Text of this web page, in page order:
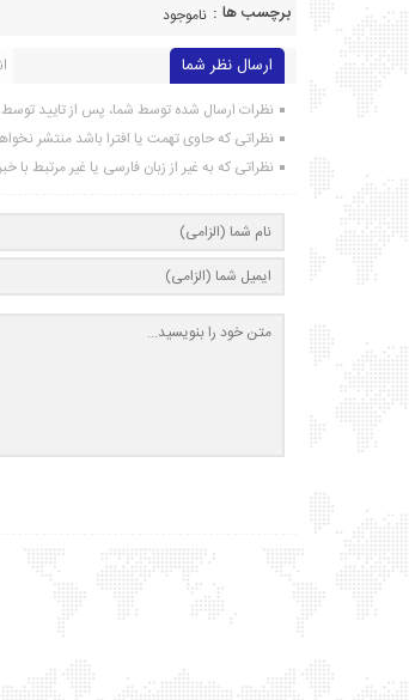
برچسب ها : ناموجود
ارسال نظر شما
نظرات ارسال شده توسط شما، پس از تایید
نظراتی که حاوی تهمت یا افترا باشد منتشر
نظراتی که به غیر از زبان فارسی یا غیر مرتبط